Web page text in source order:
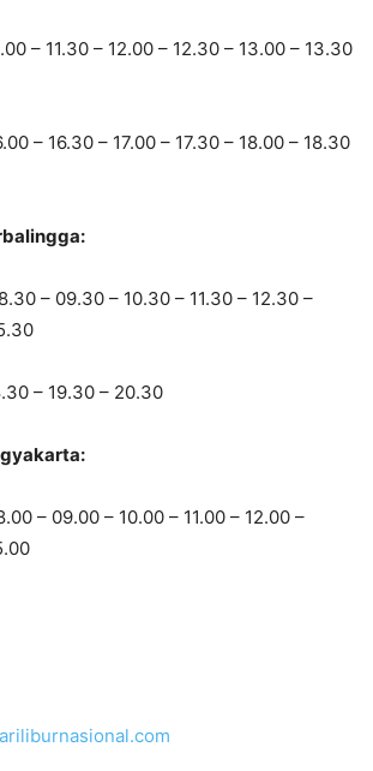
– 11.30 – 12.00 – 12.30 – 13.00 – 13.30
– 16.30 – 17.00 – 17.30 – 18.00 – 18.30
– 09.30 – 10.30 – 11.30 – 12.30 –
– 19.30 – 20.30
– 09.00 – 10.00 – 11.00 – 12.00 –